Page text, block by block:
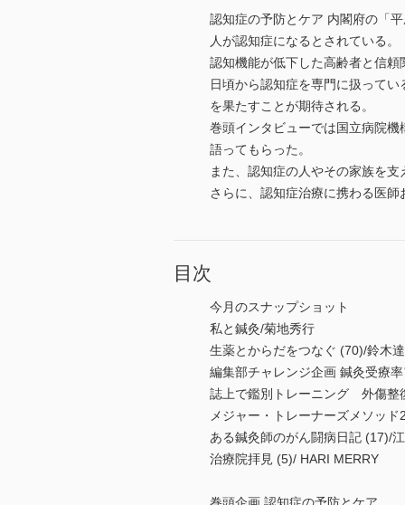
認知症の予防とケア 内閣府の「
人が認知症になるとされている。
認知機能が低下した高齢者と信
日頃から認知症を専門に扱って
を果たすことが期待される。
巻頭インタビューでは国立病院
語ってもらった。
また、認知症の人やその家族を
さらに、認知症治療に携わる医
目次
今月のスナップショット
私と鍼灸/菊地秀行
生薬とからだをつなぐ (70)/鈴木
編集部チャレンジ企画 鍼灸受療
誌上で鑑別トレーニング 外傷整
メジャー・トレーナーズメソッ
ある鍼灸師のがん闘病日記 (17)/
治療院拝見 (5)/ HARI MERRY